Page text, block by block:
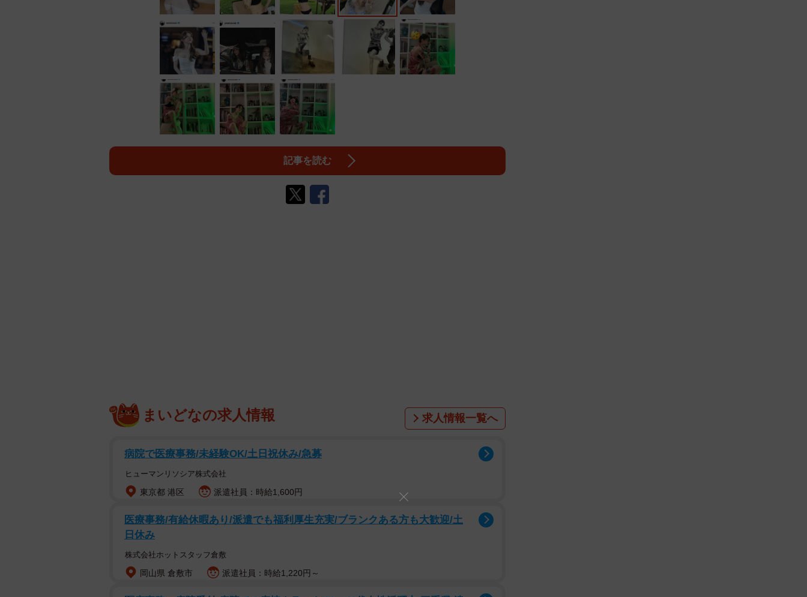
記事を読む
まいどなの求人情報 求人情報一覧へ
病院で医療事務/未経験OK/土日祝休み/急募
ヒューマンリソシア株式会社
東京都 港区 派遣社員：時給1,600円
医療事務/有給休暇あり/派遣でも福利厚生充実/ブランクある方も大歓迎/土
日休み
株式会社ホットスタッフ倉敷
岡山県 倉敷市 派遣社員：時給1,220円～